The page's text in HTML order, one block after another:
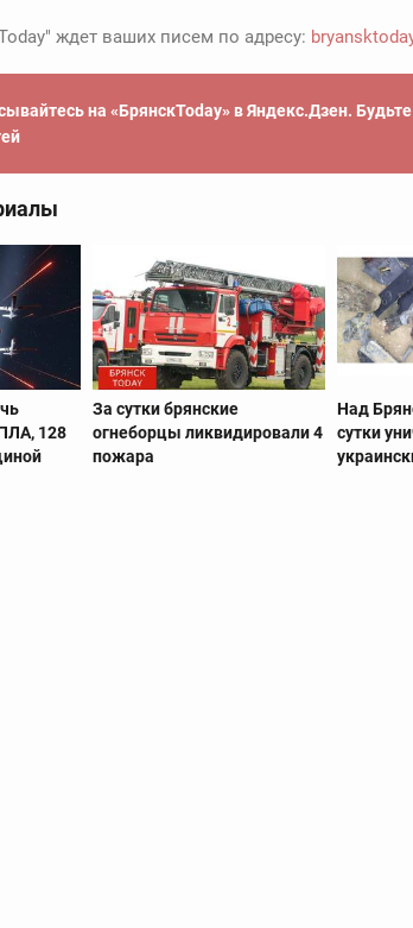
ждет ваших писем по адресу:
на «БрянскToday» в Яндекс.Дзен.
128
За сутки брянские
огнеборцы ликвидировали 4
пожара
Над
сутки